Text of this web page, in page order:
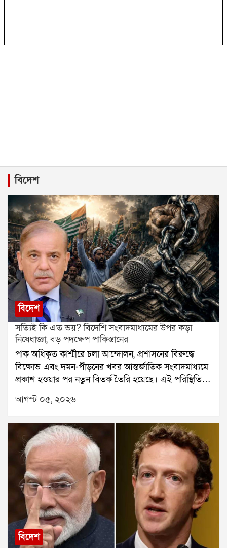
বিদেশ
বিদেশ
সত্যিই কি এত ভয়? বিদেশি সংবাদমাধ্যমের উপর কড়া
নিষেধাজ্ঞা, বড় পদক্ষেপ পাকিস্তানের
পাক অধিকৃত কাশ্মীরে চলা আন্দোলন, প্রশাসনের বিরুদ্ধে
বিক্ষোভ এবং দমন-পীড়নের খবর আন্তর্জাতিক সংবাদমাধ্যমে
প্রকাশ হওয়ার পর নতুন বিতর্ক তৈরি হয়েছে। এই পরিস্থিতিতে
বিদেশি সংবাদমাধ্যমের উপর কড়া নিয়ন্ত্রণ আরোপ করল
পাকিস্তান সরকার। নতুন নির্দেশ অনুযায়ী, সরকারি অনুমতি
ছাড়া দেশের নির্দিষ্ট এলাকায় কোনও বিদেশি সংবাদমাধ্যম বা
সাংবাদিক খবর সংগ্রহ করতে পারবেন না।পাকিস্তানের তথ্য ও
সম্প্রচার মন্ত্রণালয় জানিয়েছে, এই নিয়ম আন্তর্জাতিক
সংবাদপত্র, টেলিভিশন, ডিজিটাল সংবাদমাধ্যম, ওয়েবভিত্তিক
প্ল্যাটফর্ম এবং সামাজিক মাধ্যমের ক্ষেত্রেও সমানভাবে
প্রযোজ্য হবে। বিদেশি সংবাদমাধ্যমকে আগে সরকারি নিবন্ধন
করতে হবে। অনুমোদন পাওয়ার পরেই তারা নির্দিষ্ট এলাকায়
রিপোর্ট করার সুযোগ পাবেন।সরকারি নির্দেশে আরও বলা
হয়েছে, বিদেশি সাংবাদিক কোথায় যাচ্ছেন, কার সঙ্গে কথা
বলছেন এবং কী ধরনের প্রতিবেদন তৈরি করছেন, তার উপরও
নজর রাখা হবে। বিশেষ কিছু এলাকায় প্রবেশের জন্য আলাদা
আগস্ট ০৫, ২০২৬
বিদেশ